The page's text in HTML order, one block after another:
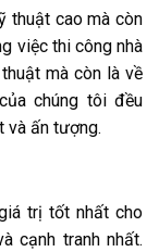
thuật cao mà còn
việc thi công nhà
mà còn là về
chúng tôi đều
và ấn tượng.
trị tốt nhất cho
cạnh tranh nhất.